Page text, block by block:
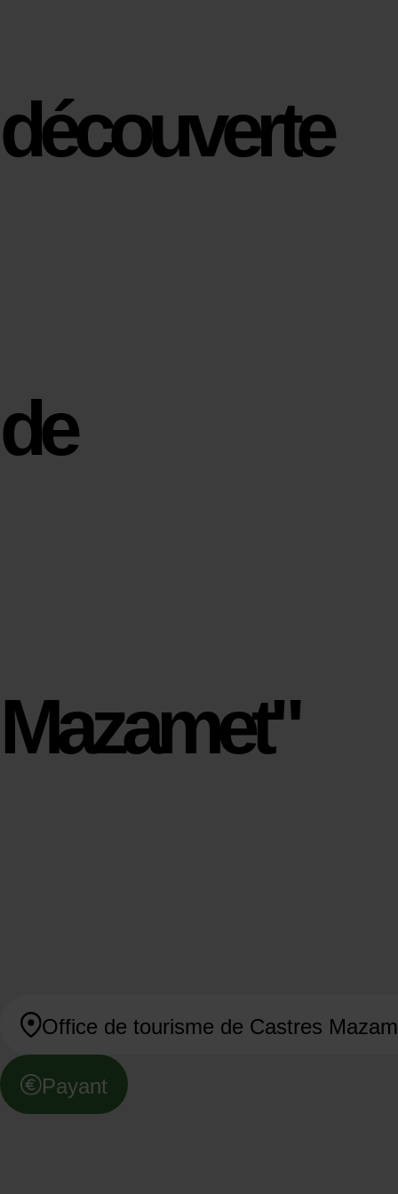
découverte
de
Mazamet"
Office de tourisme de Castres
Payant